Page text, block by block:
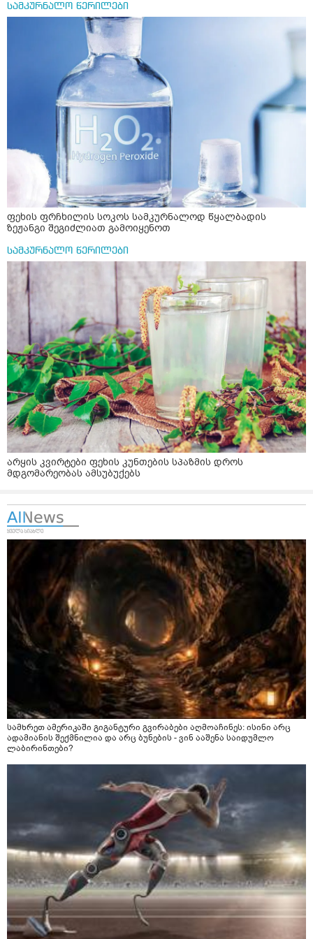
სამკურნალო წერილები
ფეხის ფრჩხილის სოკოს სამკურნალოდ წყალბადის
ზეჟანგი შეგიძლიათ გამოიყენოთ
სამკურნალო წერილები
არყის კვირტები ფეხის კუნთების სპაზმის დროს
მდგომარეობას ამსუბუქებს
სამხრეთ ამერიკაში გიგანტური გვირაბები აღმოაჩინეს: ისინი არც
ადამიანის შექმნილია და არც ბუნების - ვინ ააშენა საიდუმლო
ლაბირინთები?